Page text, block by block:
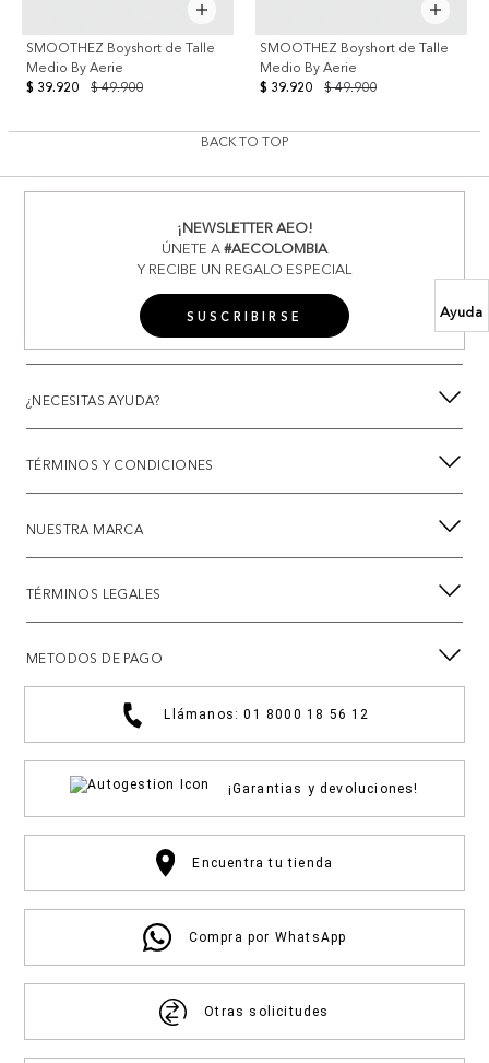
Ayuda
SMOOTHEZ Boyshort de Talle
Medio By Aerie
$ 49.900
$ 39.920
SMOOTHEZ Boyshort de Talle
Medio By Aerie
$ 49.900
$ 39.920
BACK TO TOP
¡NEWSLETTER AEO!
ÚNETE A#AECOLOMBIA
Y RECIBE UN REGALO ESPECIAL
SUSCRIBIRSE
¿NECESITAS AYUDA?
TÉRMINOS Y CONDICIONES
NUESTRA MARCA
TÉRMINOS LEGALES
METODOS DE PAGO
Llámanos: 01 8000 18 56 12
¡Garantias y devoluciones!
Encuentra tu tienda
Compra por WhatsApp
Otras solicitudes